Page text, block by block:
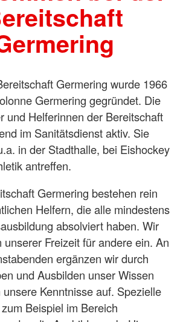
Germering wurde 1966
Germering gegründet. Die
und Helferinnen der Bereitschaft
im Sanitätsdienst aktiv. Sie
in der Stadthalle, bei Eishockey
antreffen.
Germering bestehen rein
Helfern, die alle mindestens
absolviert haben. Wir
unserer Freizeit für andere ein. An
ergänzen wir durch
und Ausbilden unser Wissen
Kenntnisse auf. Spezielle
Beispiel im Bereich